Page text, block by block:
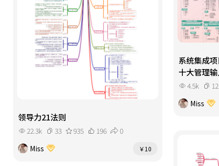
系统集成
十大管理
4.5k
12
Miss
领导力21法则
22.3k 33 935 196
0
Miss
￥10